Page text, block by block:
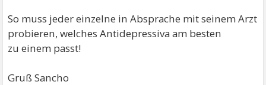
So muss jeder einzelne in Absprache mit seinem Arzt
probieren, welches Antidepressiva am besten
zu einem passt!
Gruß Sancho